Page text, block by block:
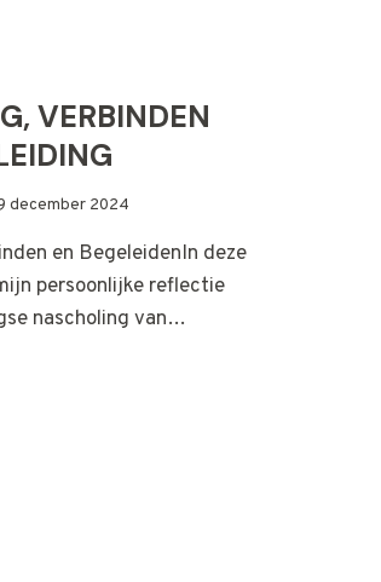
VERBINDEN
december 2024
en BegeleidenIn deze
persoonlijke reflectie
nascholing van…